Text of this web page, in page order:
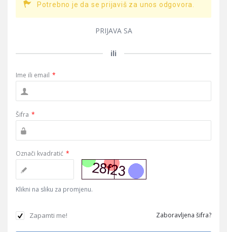
Potrebno je da se prijaviš za unos odgovora.
PRIJAVA SA
ili
Ime ili email *
Šifra *
Označi kvadratić *
Klikni na sliku za promjenu.
Zapamti me! Zaboravljena šifra?